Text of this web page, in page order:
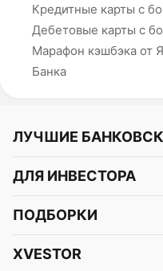
Кредитные карты с
Дебетовые карты с
Марафон кэшбэка от
Банка
ЛУЧШИЕ
Альфа-Банк
СБЕР
Газпромбанк
ДЛЯ ИНВЕСТОРА
Курс акций
Курс облигаций
ПОДБОРКИ
Подборки акций
XVESTOR